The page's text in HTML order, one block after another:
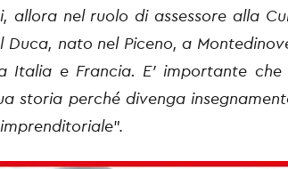
allora nel ruolo di assessore alla
Duca, nato nel Piceno, a
Italia e Francia. E' importante che
storia perché divenga
”.